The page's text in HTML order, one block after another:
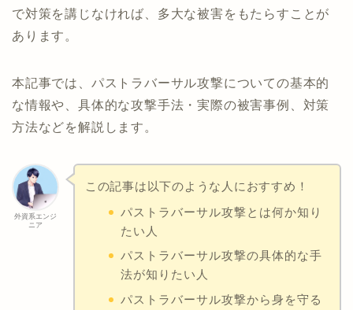
で対策を講じなければ、多大な被害をもたらすことが
あります。
本記事では、パストラバーサル攻撃についての基本的
な情報や、具体的な攻撃手法・実際の被害事例、対策
方法などを解説します。
外資系エンジ
ニア
この記事は以下のような人におすすめ！
パストラバーサル攻撃とは何か知り
たい人
パストラバーサル攻撃の具体的な手
法が知りたい人
パストラバーサル攻撃から身を守る